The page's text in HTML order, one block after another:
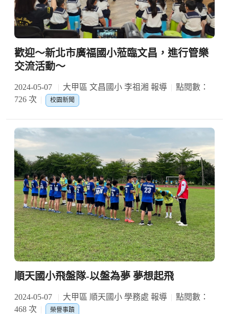
歡迎～新北市廣福國小蒞臨文昌，進行管樂
交流活動～
2024-05-07 大甲區 文昌國小 李祖湘 報導
點閱數：
726 次
校園新聞
順天國小飛盤隊-以盤為夢 夢想起飛
2024-05-07 大甲區 順天國小 學務處 報導
點閱數：
468 次
榮譽事蹟